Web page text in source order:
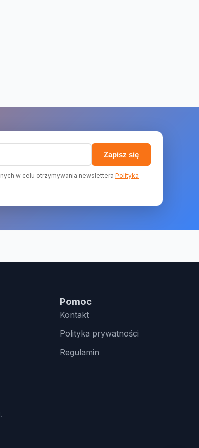
Zapisz się
w celu otrzymywania newslettera Polityka
Pomoc
Kontakt
Polityka prywatności
Regulamin